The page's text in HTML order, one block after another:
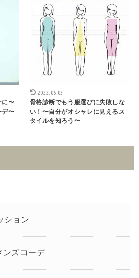
に〜
デ〜
2022.06.03
骨格診断でもう服選びに失敗しな
い！〜自分がオシャレに見えるス
タイルを知ろう〜
ション
ンズコーデ